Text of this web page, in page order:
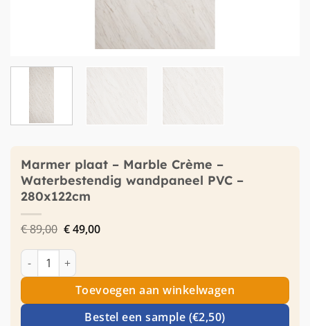
Marmer plaat – Marble Crème –
Waterbestendig wandpaneel PVC –
280x122cm
€89,00 Oorspronkelijke
prijs
was:
€ 89,00.
€49,00Huidige
Marmer plaat - Marble Crème - Waterbestendig wandpaneel
Toevoegen aan winkelwagen
Bestel een sample (€2,50)